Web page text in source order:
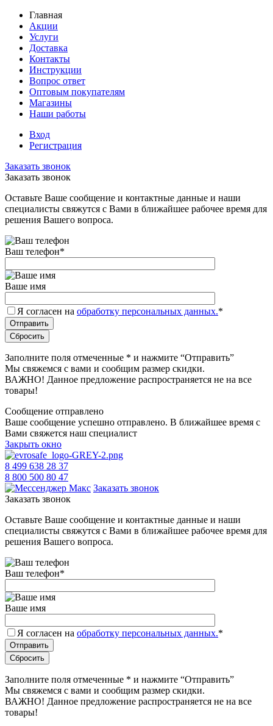
Главная
Акции
Услуги
Доставка
Контакты
Инструкции
Вопрос ответ
Оптовым покупателям
Магазины
Наши работы
Вход
Регистрация
Заказать звонок
Заказать звонок
Оставьте Ваше сообщение и контактные данные и наши
специалисты свяжутся с Вами в ближайшее рабочее время для
решения Вашего вопроса.
Ваш телефон*
Ваше имя
Я согласен на обработку персональных данных.*
Заполните поля отмеченные * и нажмите “Отправить”
Мы свяжемся с вами и сообщим размер скидки.
ВАЖНО! Данное предложение распространяется не на все
товары!
Сообщение отправлено
Ваше сообщение успешно отправлено. В ближайшее время с
Вами свяжется наш специалист
Закрыть окно
8 499 638 28 37
8 800 500 80 47
Заказать звонок
Заказать звонок
Оставьте Ваше сообщение и контактные данные и наши
специалисты свяжутся с Вами в ближайшее рабочее время для
решения Вашего вопроса.
Ваш телефон*
Ваше имя
Я согласен на обработку персональных данных.*
Заполните поля отмеченные * и нажмите “Отправить”
Мы свяжемся с вами и сообщим размер скидки.
ВАЖНО! Данное предложение распространяется не на все
товары!